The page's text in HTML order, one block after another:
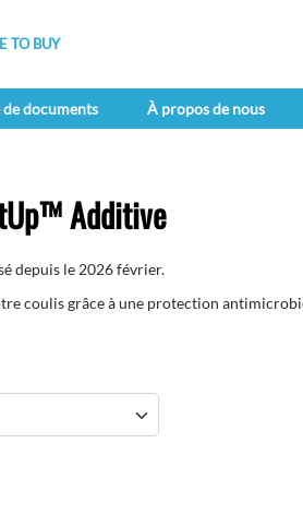
TO BUY
documents À propos de nous
Additive
depuis le​​​​​​​ 2026 février.
coulis grâce à une protection